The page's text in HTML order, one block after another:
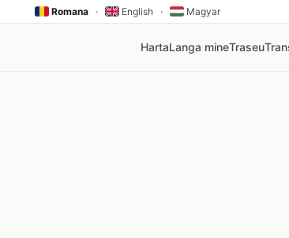
Romana · English · Magyar
HartaLanga mineTraseu